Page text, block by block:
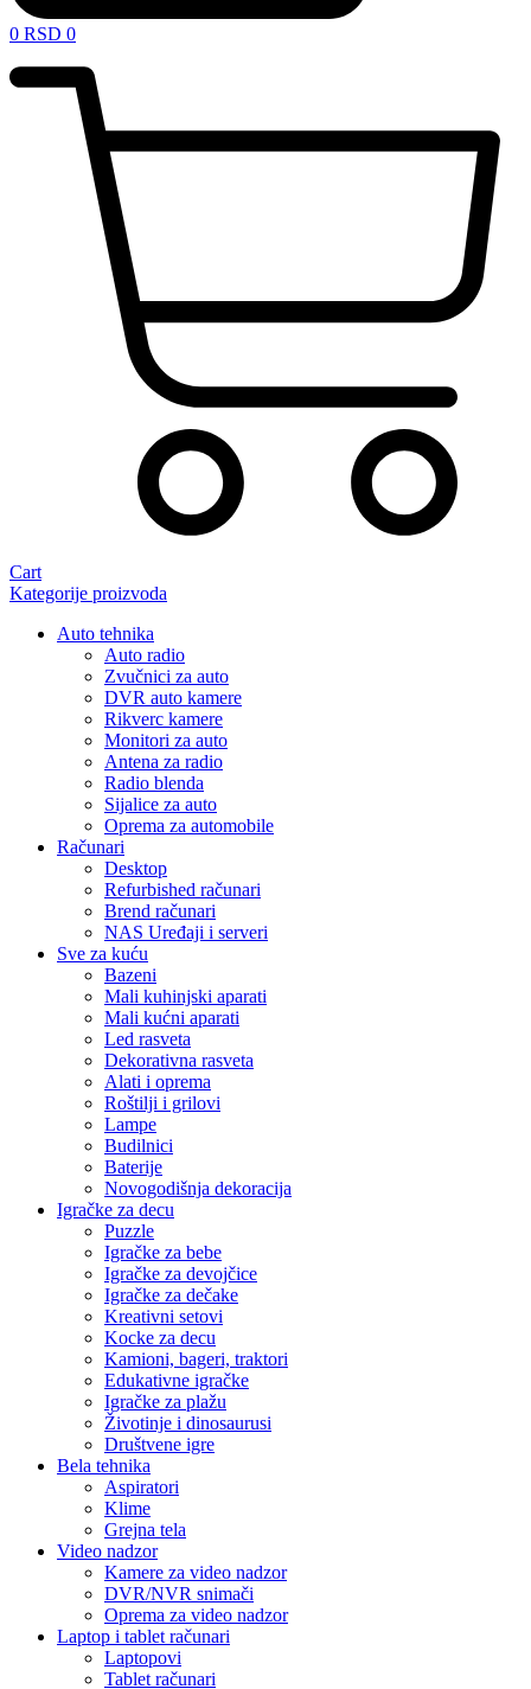
0 RSD 0
Cart
Kategorije proizvoda
Auto tehnika
Auto radio
Zvučnici za auto
DVR auto kamere
Rikverc kamere
Monitori za auto
Antena za radio
Radio blenda
Sijalice za auto
Oprema za automobile
Računari
Desktop
Refurbished računari
Brend računari
NAS Uređaji i serveri
Sve za kuću
Bazeni
Mali kuhinjski aparati
Mali kućni aparati
Led rasveta
Dekorativna rasveta
Alati i oprema
Roštilji i grilovi
Lampe
Budilnici
Baterije
Novogodišnja dekoracija
Igračke za decu
Puzzle
Igračke za bebe
Igračke za devojčice
Igračke za dečake
Kreativni setovi
Kocke za decu
Kamioni, bageri, traktori
Edukativne igračke
Igračke za plažu
Životinje i dinosaurusi
Društvene igre
Bela tehnika
Aspiratori
Klime
Grejna tela
Video nadzor
Kamere za video nadzor
DVR/NVR snimači
Oprema za video nadzor
Laptop i tablet računari
Laptopovi
Tablet računari